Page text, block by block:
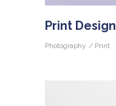
Print Design
Photography Print